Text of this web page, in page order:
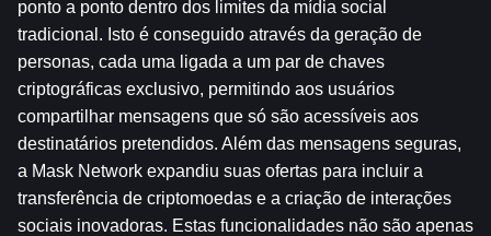
ponto a ponto dentro dos limites da mídia social
tradicional. Isto é conseguido através da geração de
personas, cada uma ligada a um par de chaves
criptográficas exclusivo, permitindo aos usuários
compartilhar mensagens que só são acessíveis aos
destinatários pretendidos. Além das mensagens seguras,
a Mask Network expandiu suas ofertas para incluir a
transferência de criptomoedas e a criação de interações
sociais inovadoras. Estas funcionalidades não são apenas